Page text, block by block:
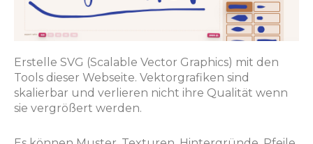
Erstelle SVG (Scalable Vector Graphics) mit den
Tools dieser Webseite. Vektorgrafiken sind
skalierbar und verlieren nicht ihre Qualität wenn
sie vergrößert werden.